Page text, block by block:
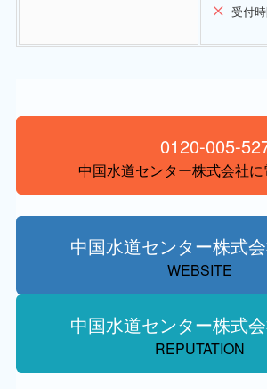
受付
0120-005-
中国水道センター株式会社に
中国水道センター株式
WEBSITE
中国水道センター株式
REPUTATION